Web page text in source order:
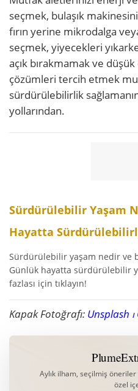
seçmek, bulaşık
fırın yerine mikrodalga
seçmek, yiyecekleri
açık bırakmamak ve
çözümleri tercih etmek
sürdürülebilirlik
yollarından.
Sürdürülebilir Yaşam
Hayatta
Sürdürülebilir yaşam nedir ve
Günlük hayatta sürdürülebilir
fazlası için tıklayın!
Kapak Fotoğrafı: Unsplash
Aylık ilham, seçilmiş
özel